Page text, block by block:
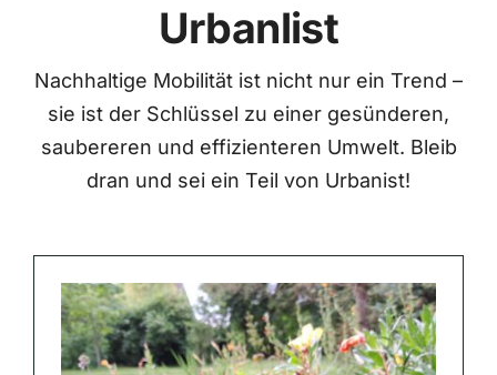
Urbanlist
Nachhaltige Mobilität ist nicht nur ein Trend –
sie ist der Schlüssel zu einer gesünderen,
saubereren und effizienteren Umwelt. Bleib
dran und sei ein Teil von Urbanist!